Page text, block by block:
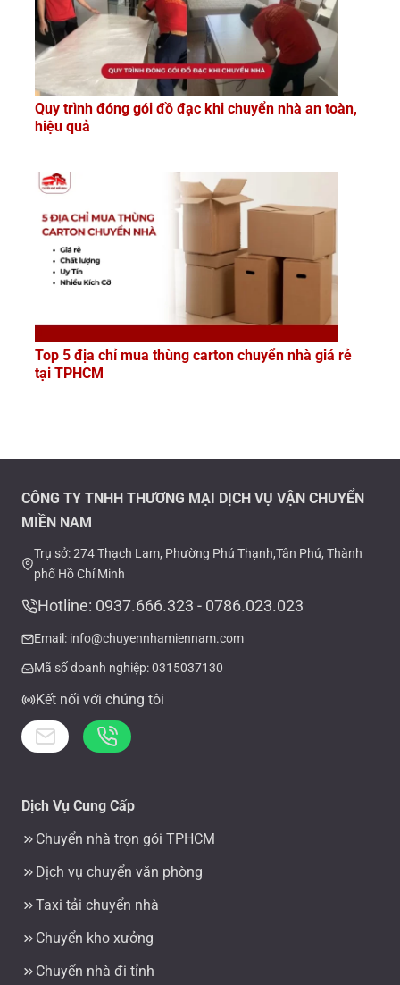
Quy trình đóng gói đồ đạc khi chuyển nhà an toàn,
hiệu quả
Top 5 địa chỉ mua thùng carton chuyển nhà giá rẻ
tại TPHCM
CÔNG TY TNHH THƯƠNG MẠI DỊCH VỤ VẬN CHUYỂN
MIỀN NAM
Trụ sở: 274 Thạch Lam, Phường Phú Thạnh,Tân Phú, Thành
phố Hồ Chí Minh
Hotline: 0937.666.323 - 0786.023.023
Email: info@chuyennhamiennam.com
Mã số doanh nghiệp: 0315037130
Kết nối với chúng tôi
Dịch Vụ Cung Cấp
Chuyển nhà trọn gói TPHCM
Dịch vụ chuyển văn phòng
Taxi tải chuyển nhà
Chuyển kho xưởng
Chuyển nhà đi tỉnh